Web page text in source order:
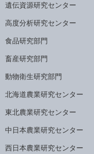
遺伝資源研究センター
高度分析研究センター
食品研究部門
畜産研究部門
動物衛生研究部門
北海道農業研究センター
東北農業研究センター
中日本農業研究センター
西日本農業研究センター